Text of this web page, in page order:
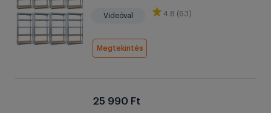
Videóval 4.8 (63)
Megtekintés
25 990 Ft